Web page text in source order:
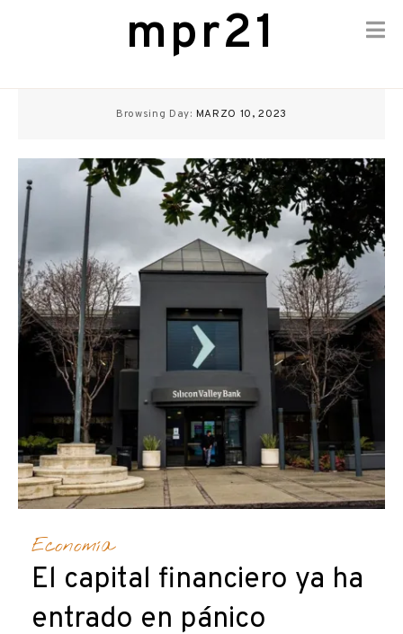
mpr21
Browsing Day: MARZO 10, 2023
Economía
El capital financiero ya ha
entrado en pánico